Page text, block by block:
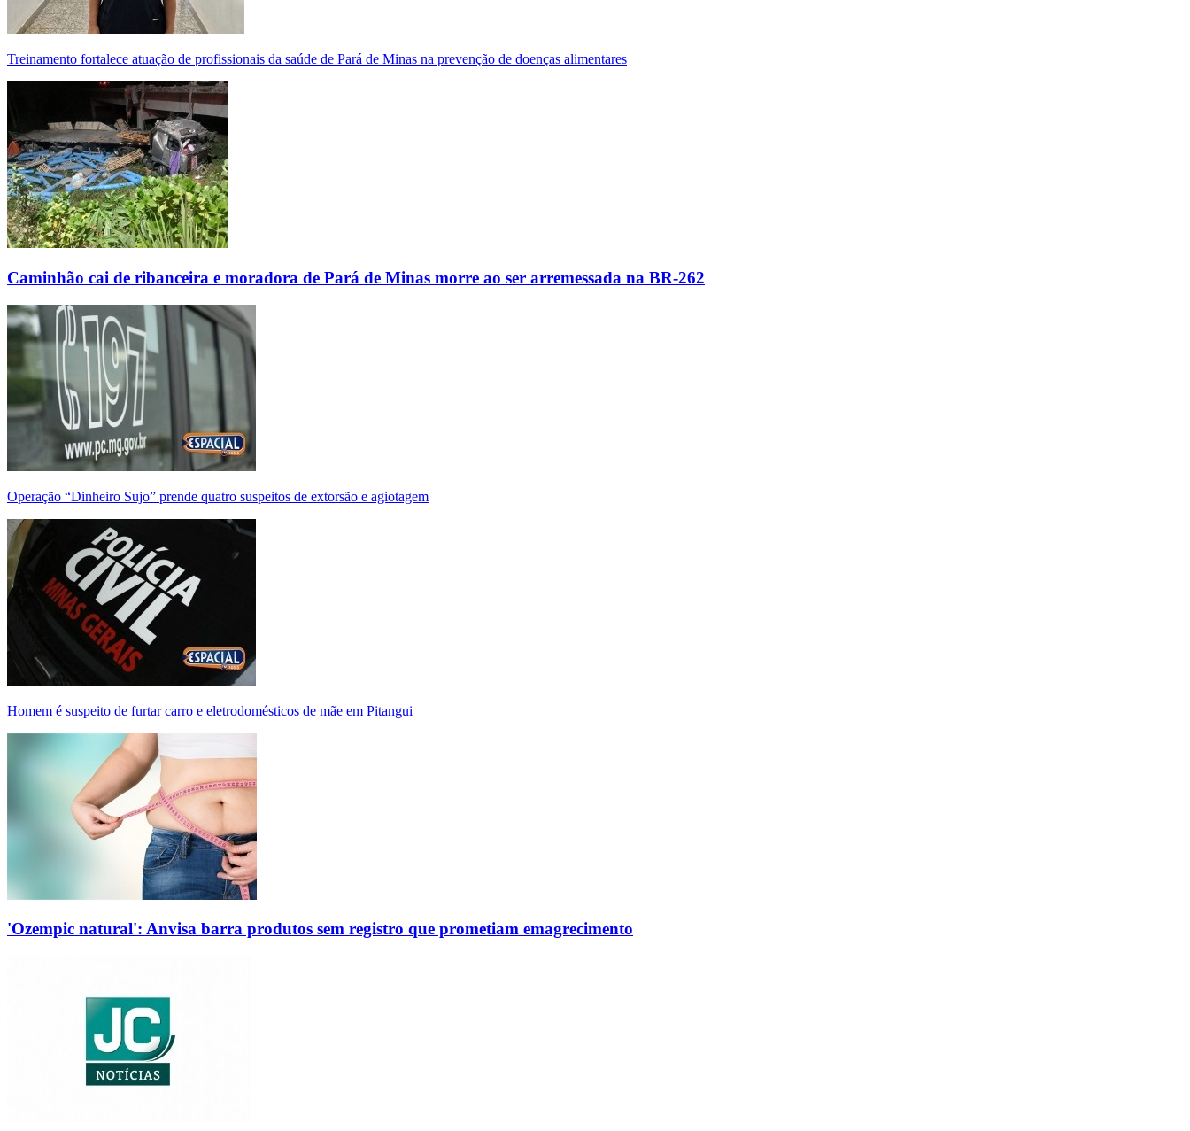
Treinamento fortalece atuação de profissionais da saúde de Pará de Minas na prevenção de doenças alimentares
Caminhão cai de ribanceira e moradora de Pará de Minas morre ao ser arremessada na BR-262
Operação “Dinheiro Sujo” prende quatro suspeitos de extorsão e agiotagem
Homem é suspeito de furtar carro e eletrodomésticos de mãe em Pitangui
'Ozempic natural': Anvisa barra produtos sem registro que prometiam emagrecimento